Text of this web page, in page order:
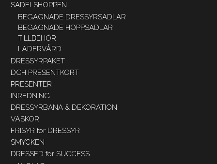
SADELSHOPPEN
BEGAGNADE DRESSYRSADLAR
BEGAGNADE HOPPSADLAR
TILLBEHÖR
LÄDERVÅRD
DRESSYRPAKET
DCH PRESENTKORT
PRESENTER
INREDNING
DRESSYRBANA & DEKORATION
VÄSKOR
FRISYR för DRESSYR
SMYCKEN
DRESSED for SUCCESS